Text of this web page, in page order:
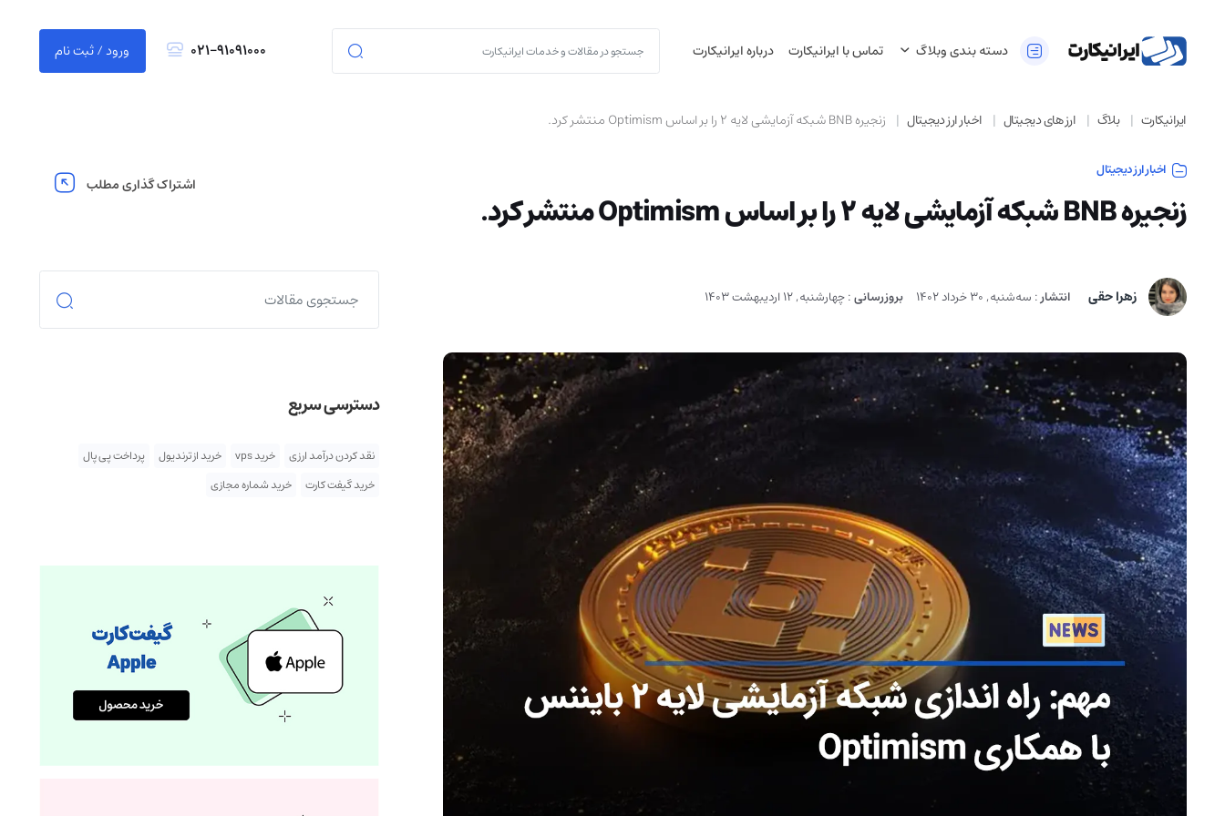
دسته بندی وبلاگ تماس با ایرانیکارت درباره ایرانیکارت 021-91091000 ورود / ثبت نام
ایرانیکارت بلاگ ارز های دیجیتال اخبار ارز دیجیتال زنجیره BNB شبکه آزمایشی لایه 2 را بر اساس Optimism منتشر کرد.
اخبار ارز دیجیتال
زنجیره BNB شبکه آزمایشی لایه 2 را بر اساس Optimism منتشر کرد.
زهرا حقی انتشار: سه‌شنبه, 30 خرداد 1402 بروزرسانی:چهارشنبه, 12 اردیبهشت 1403
اشتراک گذاری مطلب
دسترسی سریع
نقد کردن درآمد ارزی خرید vps خرید از ترندیول
پرداخت پی پال
خرید گیفت کارت
خرید شماره مجازی